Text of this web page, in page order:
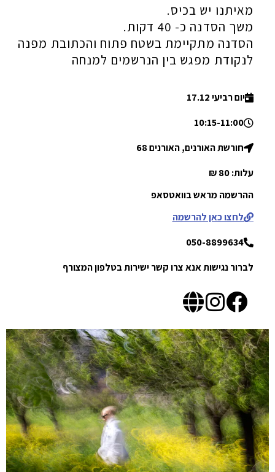
מאיתנו יש בכיס.
משך הסדנה כ- 40 דקות.
הסדנה מתקיימת בשטח פתוח והכתובת מפנה
לנקודת מפגש בין הנרשמים למנחה
יום רביעי 17.12
10:15-11:00
חורשת האורנים, האורנים 68
עלות: 80 ₪
ההרשמה מראש בוואטסאפ
לחצו כאן להרשמה
050-8899634
לברור נגישות אנא צרו קשר ישירות בטלפון המצורף